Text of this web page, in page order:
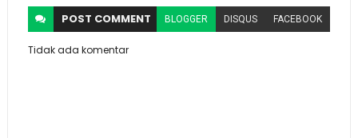
POST COMMENT BLOGGER DISQUS FACEBOOK
Tidak ada komentar